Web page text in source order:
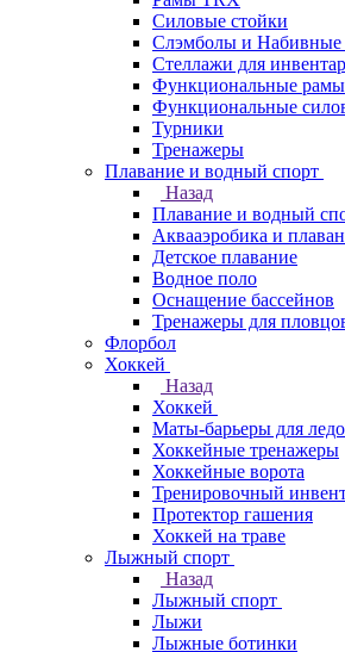
Силовые стойки
Слэмболы и Набивные
Стеллажи для
Функциональные рамы
Функциональные
Турники
Тренажеры
Плавание и водный спорт
Назад
Плавание и водный
Аквааэробика и
Детское плавание
Водное поло
Оснащение бассейнов
Тренажеры для
Флорбол
Хоккей
Назад
Хоккей
Маты-барьеры для
Хоккейные тренажеры
Хоккейные ворота
Тренировочный
Протектор гашения
Хоккей на траве
Лыжный спорт
Назад
Лыжный спорт
Лыжи
Лыжные ботинки